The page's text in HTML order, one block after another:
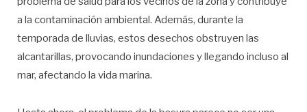
a la contaminación ambiental. Además, durante la
temporada de lluvias, estos desechos obstruyen las
alcantarillas, provocando inundaciones y llegando incluso al
mar, afectando la vida marina.